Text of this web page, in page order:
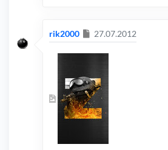
rik2000 Сообщение
27.07.2012